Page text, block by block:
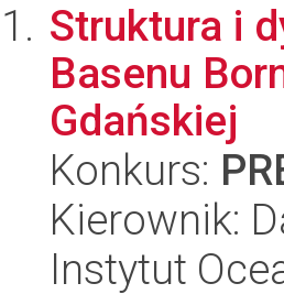
Struktura i
Basenu
Gdańskiej
Konkurs:
Kierownik:
Instytut